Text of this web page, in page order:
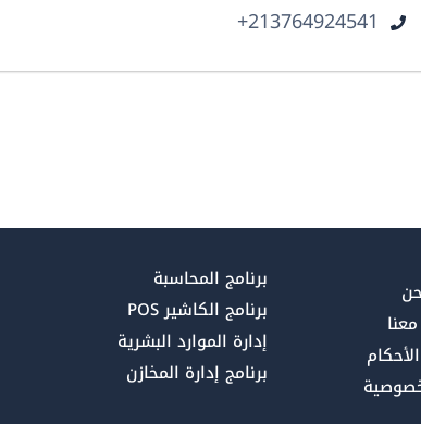
213764924541+
برنامج المحاسبة
برنامج الكاشير POS
إدارة الموارد البشرية
برنامج إدارة المخازن